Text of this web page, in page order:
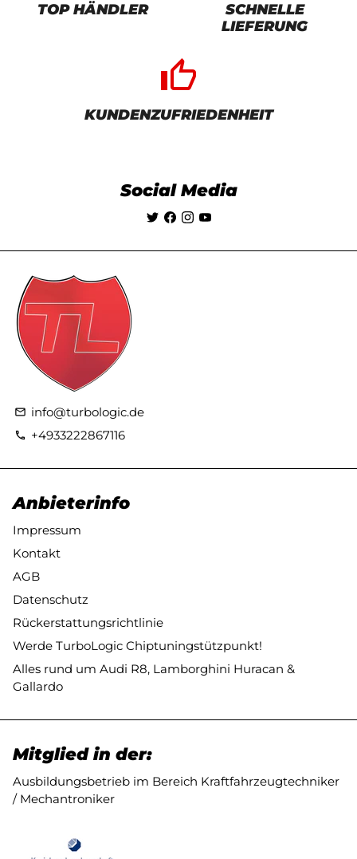
TOP HÄNDLER
SCHNELLE
LIEFERUNG
thumb_up_alt
KUNDENZUFRIEDENHEIT
Social Media
email info@turbologic.de
phone +4933222867116
Anbieterinfo
Impressum
Kontakt
AGB
Datenschutz
Rückerstattungsrichtlinie
Werde TurboLogic Chiptuningstützpunkt!
Alles rund um Audi R8, Lamborghini Huracan &
Gallardo
Mitglied in der:
Ausbildungsbetrieb im Bereich Kraftfahrzeugtechniker
/ Mechantroniker